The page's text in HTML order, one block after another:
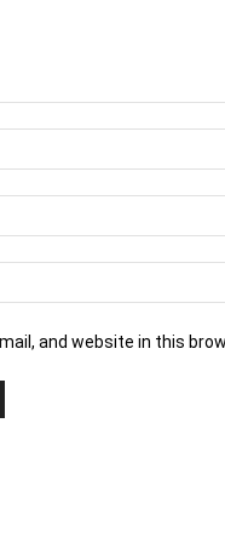
and website in this